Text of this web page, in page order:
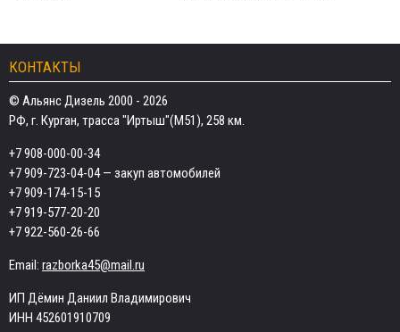
КОНТАКТЫ
© Альянс Дизель 2000 - 2026
РФ, г. Курган, трасса "Иртыш"(М51), 258 км.
+7 908-000-00-34
+7 909-723-04-04— закуп автомобилей
+7 909-174-15-15
+7 919-577-20-20
+7 922-560-26-66
Email: razborka45@mail.ru
ИП Дёмин Даниил Владимирович
ИНН 452601910709